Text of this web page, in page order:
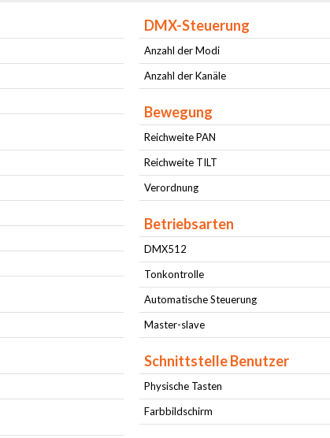
DMX-Steuerung
Anzahl der Modi
Anzahl der Kanäle
Bewegung
Reichweite PAN
Reichweite TILT
Verordnung
Betriebsarten
DMX512
Tonkontrolle
Automatische Steuerung
Master-slave
Schnittstelle Benutzer
Physische Tasten
Farbbildschirm